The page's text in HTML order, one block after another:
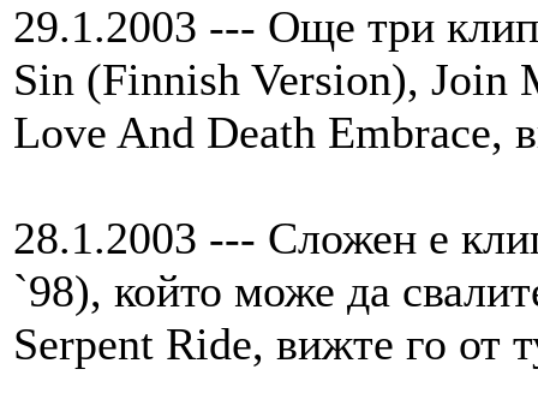
29.1.2003 --- Още три
Sin (Finnish Version), Join
Love And Death Embrace,
28.1.2003 --- Сложен е
`98), който може да
Serpent Ride, вижте го от